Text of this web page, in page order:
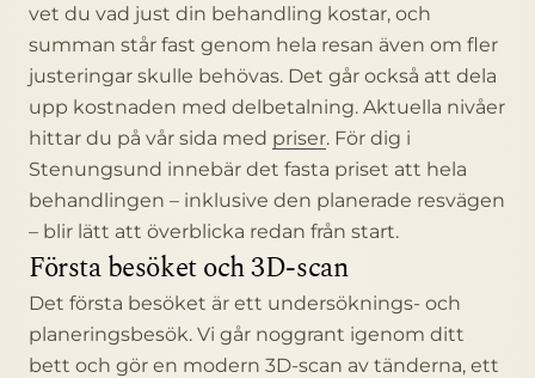
vet du vad just din behandling kostar, och
summan står fast genom hela resan även om fler
justeringar skulle behövas. Det går också att dela
upp kostnaden med delbetalning. Aktuella nivåer
hittar du på vår sida med priser. För dig i
Stenungsund innebär det fasta priset att hela
behandlingen – inklusive den planerade resvägen
– blir lätt att överblicka redan från start.
Första besöket och 3D-scan
Det första besöket är ett undersöknings- och
planeringsbesök. Vi går noggrant igenom ditt
bett och gör en modern 3D-scan av tänderna, ett